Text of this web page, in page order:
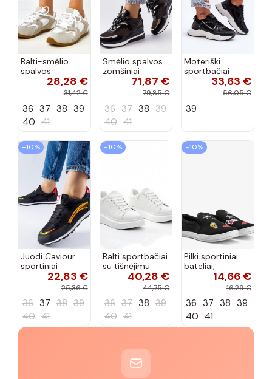
Balti-smėlio
spalvos
sportiniai
Casey
28,28 €
31,42 €
36 37 38 39
40 41
Smėlio spalvos
zomšiniai
sportiniai
bateliai, „Karino"
71,87 €
79,85 €
36 37 38 39
40 41
Moteriški
sportbačiai
juodos spalvos
33,63 €
56,05 €
39
−10%
Juodi Caviour
sportiniai
sportbačiai22,83 €
25,36 €
36 37 38 39
40 41
−10%
Balti sportbačiai
su tišnėjimu
Peyton40,28 €
44,75 €
36 37 38 39
40 41
−10%
Pilki sportiniai
bateliai,
„Justice"14,66 €
16,29 €
36 37 38 39
40 41